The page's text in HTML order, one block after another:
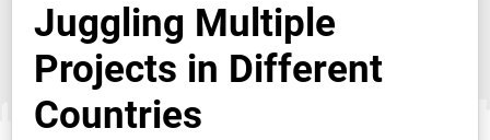
Juggling Multiple
Projects in Different
Countries